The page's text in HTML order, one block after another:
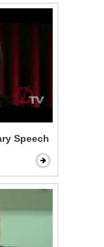
Speech